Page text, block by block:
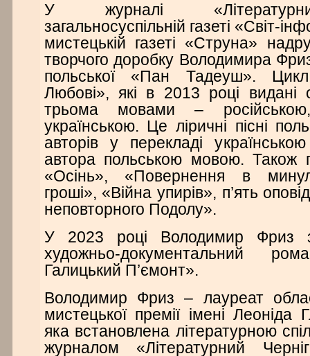
У журналі
загальносуспільній газеті «Світ-
мистецькій газеті «Струна»
творчого доробку Володимира
польської «Пан Тадеуш».
Любові», які в 2013 році
трьома мовами –
українською. Це ліричні пісні
авторів у перекладі
автора польською мовою. Також
«Осінь», «Повернення в
гроші», «Війна упирів», п’ять
неповторного Подолу».
У 2023 році Володимир Фриз
художньо-документальний
Галицький П’ємонт».
Володимир Фриз – лауреат
мистецької премії імені Леоніда
яка встановлена літературною
журналом «Літературний